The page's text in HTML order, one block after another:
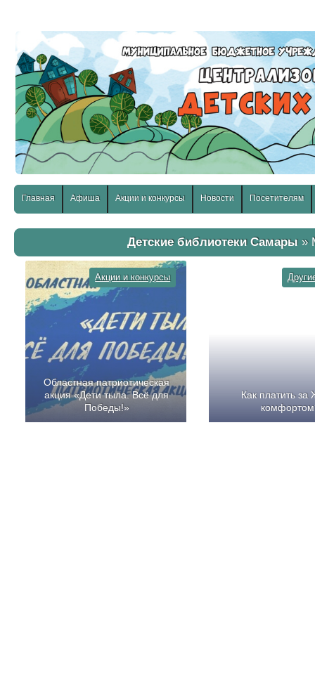
Главная Афиша Акции и конкурсы Новости Посетителям
Детские библиотеки Самары »
Акции и конкурсы
Областная патриотическая
акция «Дети тыла. Всё для
Победы!»
Как платить за